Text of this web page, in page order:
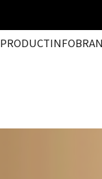
PRODUCTINFO